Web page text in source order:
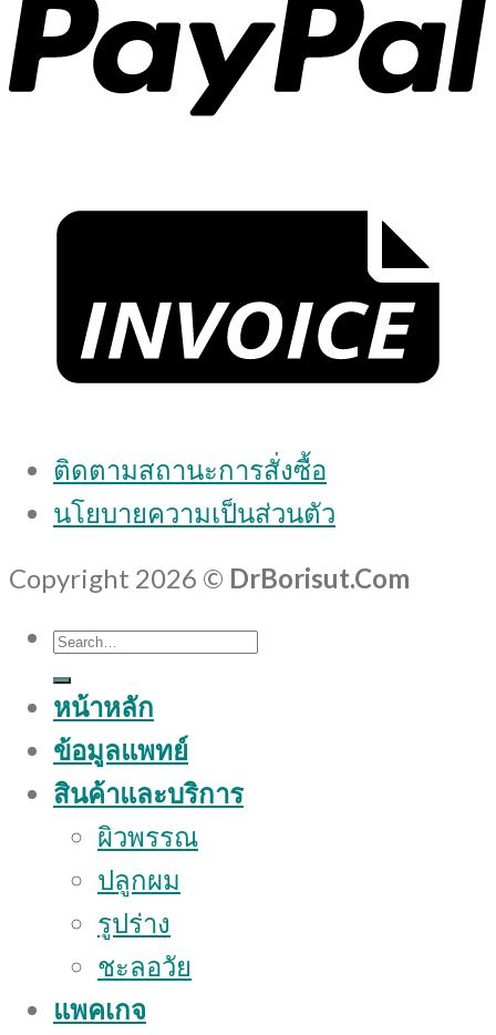
ติดตามสถานะการสั่งซื้อ
นโยบายความเป็นส่วนตัว
Copyright 2026 © DrBorisut.Com
Search
หน้าหลัก
ข้อมูลแพทย์
สินค้าและบริการ
ผิวพรรณ
ปลูกผม
รูปร่าง
ชะลอวัย
แพคเกจ